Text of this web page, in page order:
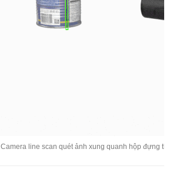
Camera line scan quét ảnh xung quanh hộp đựng